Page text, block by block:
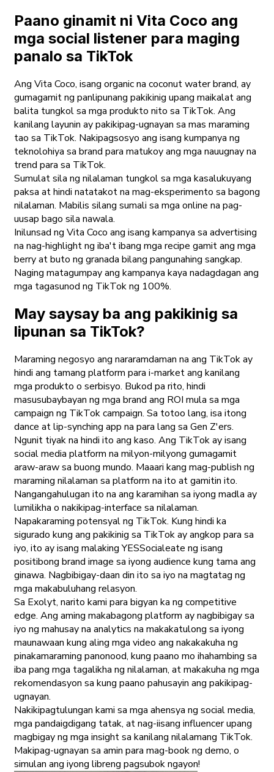
Paano ginamit ni Vita Coco ang
mga social listener para maging
panalo sa TikTok
Ang Vita Coco, isang organic na coconut water brand, ay
gumagamit ng panlipunang pakikinig upang maikalat ang
balita tungkol sa mga produkto nito sa TikTok. Ang
kanilang layunin ay pakikipag-ugnayan sa mas maraming
tao sa TikTok. Nakipagsosyo ang isang kumpanya ng
teknolohiya sa brand para matukoy ang mga nauugnay na
trend para sa TikTok.
Sumulat sila ng nilalaman tungkol sa mga kasalukuyang
paksa at hindi natatakot na mag-eksperimento sa bagong
nilalaman. Mabilis silang sumali sa mga online na pag-
uusap bago sila nawala.
Inilunsad ng Vita Coco ang isang kampanya sa advertising
na nag-highlight ng iba't ibang mga recipe gamit ang mga
berry at buto ng granada bilang pangunahing sangkap.
Naging matagumpay ang kampanya kaya nadagdagan ang
mga tagasunod ng TikTok ng 100%.
May saysay ba ang pakikinig sa
lipunan sa TikTok?
Maraming negosyo ang nararamdaman na ang TikTok ay
hindi ang tamang platform para i-market ang kanilang
mga produkto o serbisyo. Bukod pa rito, hindi
masusubaybayan ng mga brand ang ROI mula sa mga
campaign ng TikTok campaign. Sa totoo lang, isa itong
dance at lip-synching app na para lang sa Gen Z'ers.
Ngunit tiyak na hindi ito ang kaso. Ang TikTok ay isang
social media platform na milyon-milyong gumagamit
araw-araw sa buong mundo. Maaari kang mag-publish ng
maraming nilalaman sa platform na ito at gamitin ito.
Nangangahulugan ito na ang karamihan sa iyong madla ay
lumilikha o nakikipag-interface sa nilalaman.
Napakaraming potensyal ng TikTok. Kung hindi ka
sigurado kung ang pakikinig sa TikTok ay angkop para sa
iyo, ito ay isang malaking YESSocialeate ng isang
positibong brand image sa iyong audience kung tama ang
ginawa. Nagbibigay-daan din ito sa iyo na magtatag ng
mga makabuluhang relasyon.
Sa Exolyt, narito kami para bigyan ka ng competitive
edge. Ang aming makabagong platform ay nagbibigay sa
iyo ng mahusay na analytics na makakatulong sa iyong
maunawaan kung aling mga video ang nakakakuha ng
pinakamaraming panonood, kung paano mo ihahambing sa
iba pang mga tagalikha ng nilalaman, at makakuha ng mga
rekomendasyon sa kung paano pahusayin ang pakikipag-
ugnayan.
Nakikipagtulungan kami sa mga ahensya ng social media,
mga pandaigdigang tatak, at nag-iisang influencer upang
magbigay ng mga insight sa kanilang nilalamang TikTok.
Makipag-ugnayan sa amin para mag-book ng demo, o
simulan ang iyong libreng pagsubok ngayon!